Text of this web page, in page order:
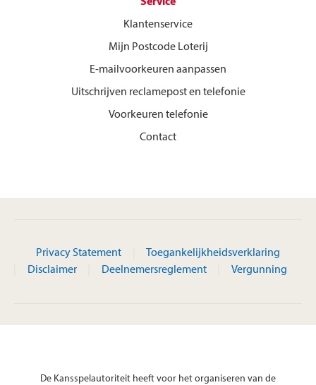
Klantenservice
Mijn Postcode Loterij
E-mailvoorkeuren aanpassen
Uitschrijven reclamepost en telefonie
Voorkeuren telefonie
Contact
Privacy Statement
Toegankelijkheidsverklaring
Disclaimer
Deelnemersreglement Vergunning
De Kansspelautoriteit heeft voor het organiseren van de